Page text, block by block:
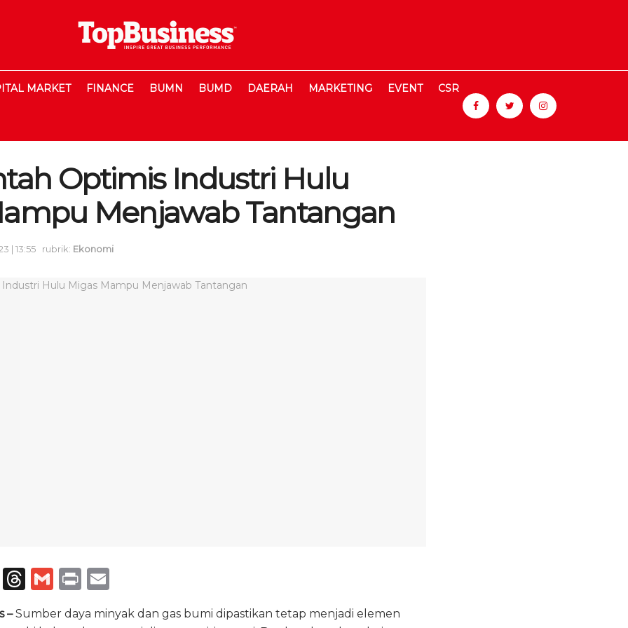
MARKET FINANCE BUMN BUMD DAERAH MARKETING EVENT CSR
Optimis Industri Hulu
Menjawab Tantangan
| 13:55 rubrik: Ekonomi
T
T
G P
–Sumber daya minyak dan gas bumi dipastikan tetap menjadi elemen